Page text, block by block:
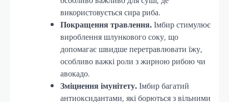
використовується сира риба.
Покращення травлення.Імбир стимулює
вироблення шлункового соку, що
допомагає швидше перетравлювати їжу,
особливо важкі роли з жирною рибою чи
авокадо.
Зміцнення імунітету.Імбир багатий
антиоксидантами, які борються з вільними